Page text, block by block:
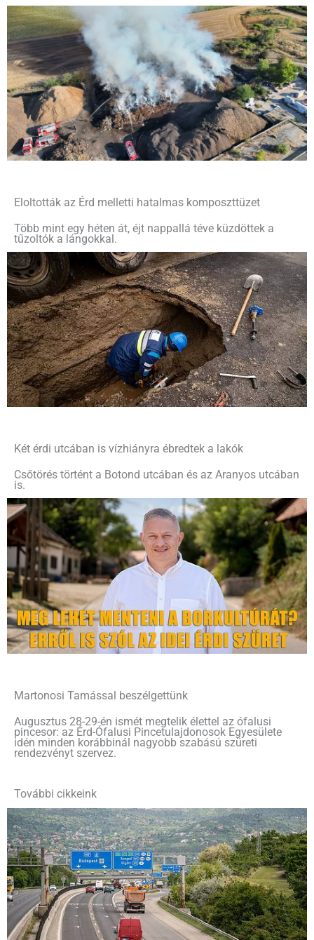
Eloltották az Érd melletti hatalmas komposzttüzet
Több mint egy héten át, éjt nappallá téve küzdöttek a
tűzoltók a lángokkal.
Két érdi utcában is vízhiányra ébredtek a lakók
Csőtörés történt a Botond utcában és az Aranyos utcában
is.
Martonosi Tamással beszélgettünk
Augusztus 28-29-én ismét megtelik élettel az ófalusi
pincesor: az Érd-Ófalusi Pincetulajdonosok Egyesülete
idén minden korábbinál nagyobb szabású szüreti
rendezvényt szervez.
További cikkeink